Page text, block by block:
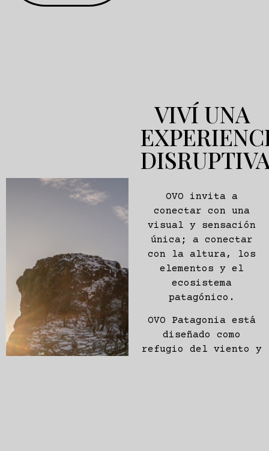
VIVÍ UNA
OVO invita a
conectar con una
visual y sensación
única; a conectar
con la altura, los
elementos y el
ecosistema
patagónico.
OVO Patagonia está
diseñado como
refugio del viento y